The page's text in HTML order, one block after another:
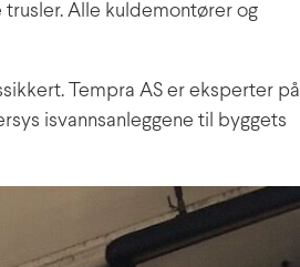
Alle kuldemontører og
Tempra AS er eksperter på
isvannsanleggene til byggets